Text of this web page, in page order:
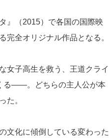
』（2015）で各国の国際映
全オリジナル作品となる。
女子高生を救う、王道クライ
る――。どちらの主人公が本
た。
文化に傾倒している変わった